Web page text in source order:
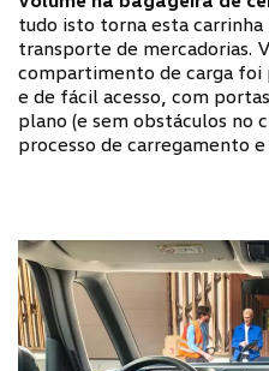
tudo isto torna esta
transporte de mercadorias.
compartimento de carga foi
e de fácil acesso, com
plano (e sem obstáculos no
processo de carregamento